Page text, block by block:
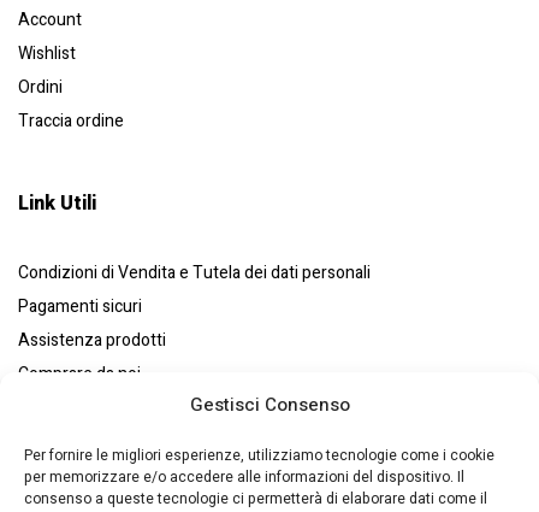
Gestisci Consenso
Per fornire le migliori esperienze, utilizziamo tecnologie come i cookie
per memorizzare e/o accedere alle informazioni del dispositivo. Il
consenso a queste tecnologie ci permetterà di elaborare dati come il
Account
Wishlist
Ordini
Traccia ordine
Link Utili
Condizioni di Vendita e Tutela dei dati personali
Pagamenti sicuri
Assistenza prodotti
Comprare da noi